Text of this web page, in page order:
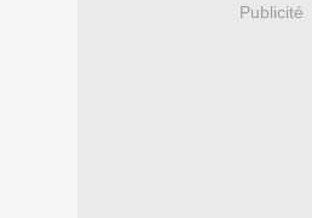
Publicité